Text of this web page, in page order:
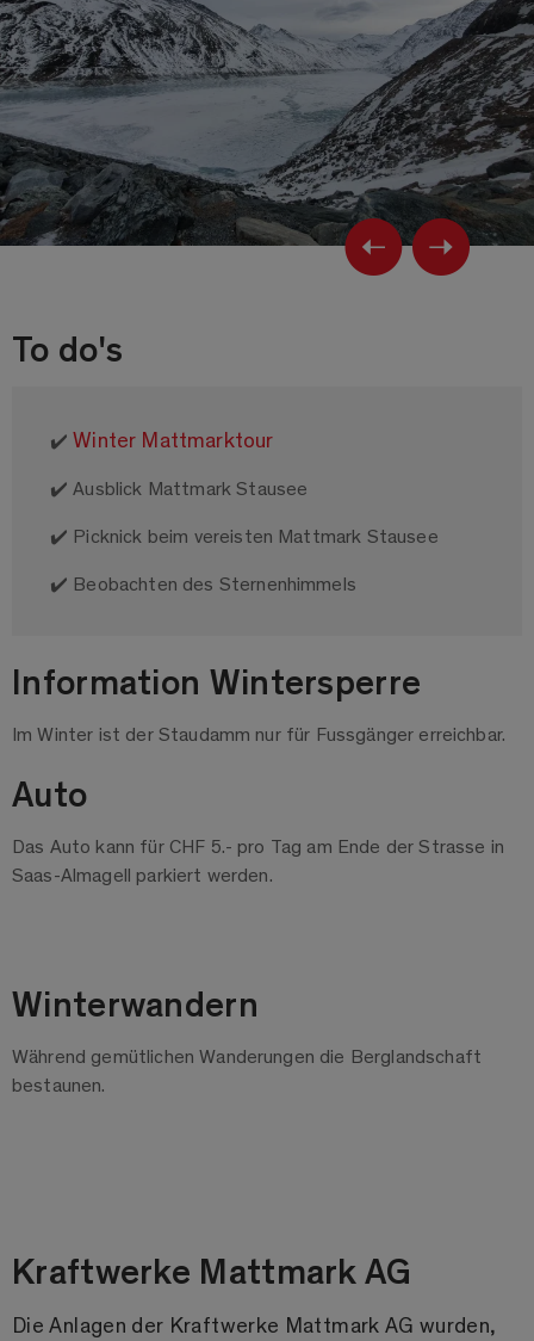
To do's
✔️Winter Mattmarktour
✔️ Ausblick Mattmark Stausee
✔️ Picknick beim vereisten Mattmark Stausee
✔️ Beobachten des Sternenhimmels
Information Wintersperre
Im Winter ist der Staudamm nur für Fussgänger erreichbar.
Auto
Das Auto kann für CHF 5.- pro Tag am Ende der Strasse in
Saas-Almagell parkiert werden.
Winterwandern
Während gemütlichen Wanderungen die Berglandschaft
bestaunen.
Kraftwerke Mattmark AG
Die Anlagen der Kraftwerke Mattmark AG wurden,